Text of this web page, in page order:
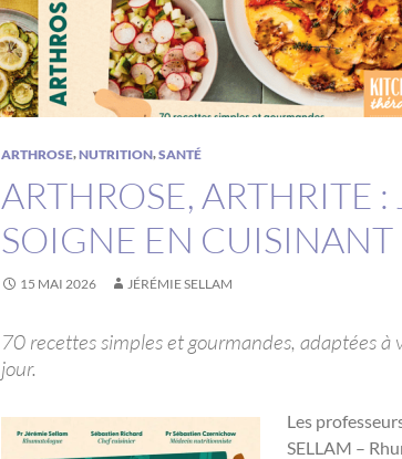
ARTHROSE,NUTRITION,SANTÉ
ARTHROSE, ARTHRITE :
SOIGNE EN CUISINANT
15 MAI 2026 JÉRÉMIE SELLAM
70 recettes simples et gourmandes, adaptées à
jour.
Les
SELLAM –